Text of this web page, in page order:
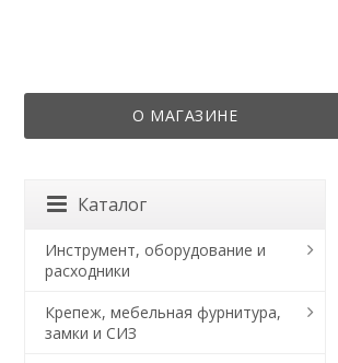
О МАГАЗИНЕ
Каталог
Инструмент, оборудование и
расходники
Крепеж, мебельная фурнитура,
замки и СИЗ